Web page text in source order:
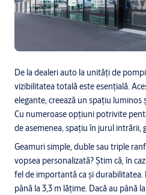
De la dealeri auto la unități de
vizibilitatea totală este esențială.
elegante, creează un spațiu
Cu numeroase opțiuni potrivite
de asemenea, spațiu în jurul intrării,
Geamuri simple, duble sau triple
vopsea personalizată? Știm că, în
fel de importantă ca și
până la 3,3 m lățime. Dacă au până